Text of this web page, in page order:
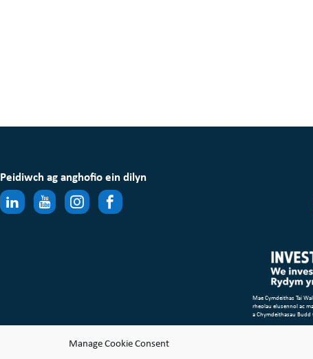
Manage Cookie Consent
Peidiwch ag anghofio ein dilyn
Mae Cymdeithas Tai
rheolau elusennol ac
a Chymdeithasau